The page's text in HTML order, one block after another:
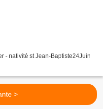
- nativité st Jean-Baptiste24Juin
>